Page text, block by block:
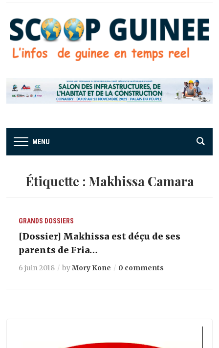
MENU
Étiquette : Makhissa Camara
GRANDS DOSSIERS
[Dossier] Makhissa est déçu de ses
parents de Fria…
6 juin 2018 byMory Kone 0 comments